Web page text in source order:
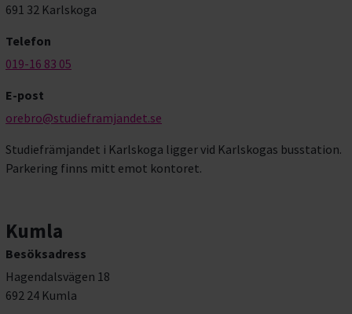
691 32 Karlskoga
Telefon
019-16 83 05
E-post
orebro@studieframjandet.se
Studiefrämjandet i Karlskoga ligger vid Karlskogas busstation.
Parkering finns mitt emot kontoret.
Kumla
Besöksadress
Hagendalsvägen 18
692 24 Kumla